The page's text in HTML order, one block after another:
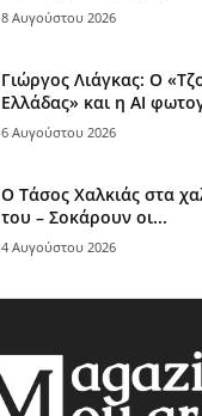
8 Αυγούστου 2026
Γιώργος Λιάγκας: Ο
Ελλάδας» και η AI
6 Αυγούστου 2026
Ο Τάσος Χαλκιάς στα
του – Σοκάρουν οι...
4 Αυγούστου 2026